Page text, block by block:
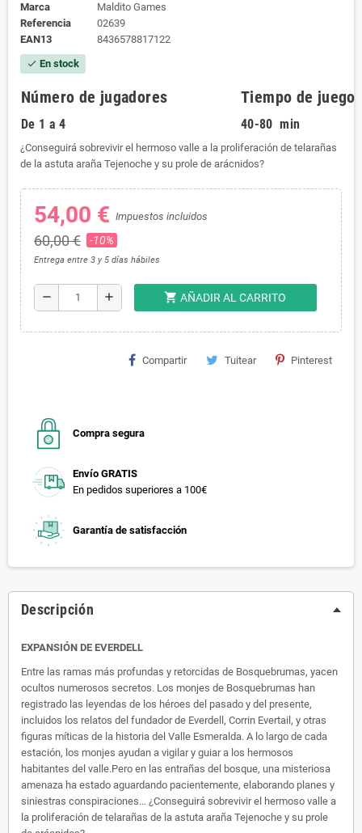
Marca
Maldito Games
Referencia
02639
EAN13
8436578817122
check En stock
Número de jugadores Tiempo de juego
De 1 a 4 40-80 min
¿Conseguirá sobrevivir el hermoso valle a la proliferación de telarañas
de la astuta araña Tejenoche y su prole de arácnidos?
54,00 € Impuestos incluidos
60,00 € -10%
Entrega entre 3 y 5 días hábiles
remove add shopping_cart AÑADIR AL CARRITO
Compartir Tuitear Pinterest
Compra segura
Envío GRATIS
En pedidos superiores a 100€
Garantía de satisfacción
Descripción
EXPANSIÓN DE EVERDELL
Entre las ramas más profundas y retorcidas de Bosquebrumas, yacen
ocultos numerosos secretos. Los monjes de Bosquebrumas han
registrado las leyendas de los héroes del pasado y del presente,
incluidos los relatos del fundador de Everdell, Corrin Evertail, y otras
figuras míticas de la historia del Valle Esmeralda. A lo largo de cada
estación, los monjes ayudan a vigilar y guiar a los hermosos
habitantes del valle.Pero en las entrañas del bosque, una misteriosa
amenaza ha estado aguardando pacientemente, elaborando planes y
siniestras conspiraciones… ¿Conseguirá sobrevivir el hermoso valle a
la proliferación de telarañas de la astuta araña Tejenoche y su prole